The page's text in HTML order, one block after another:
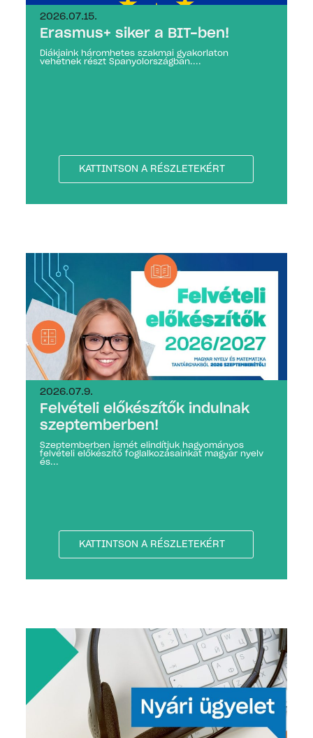
2026.07.15.
Erasmus+ siker a BIT-ben!
Diákjaink háromhetes szakmai gyakorlaton
vehetnek részt Spanyolországban....
KATTINTSON A RÉSZLETEKÉRT
2026.07.9.
Felvételi előkészítők indulnak
szeptemberben!
Szeptemberben ismét elindítjuk hagyományos
felvételi előkészítő foglalkozásainkat magyar nyelv
és...
KATTINTSON A RÉSZLETEKÉRT